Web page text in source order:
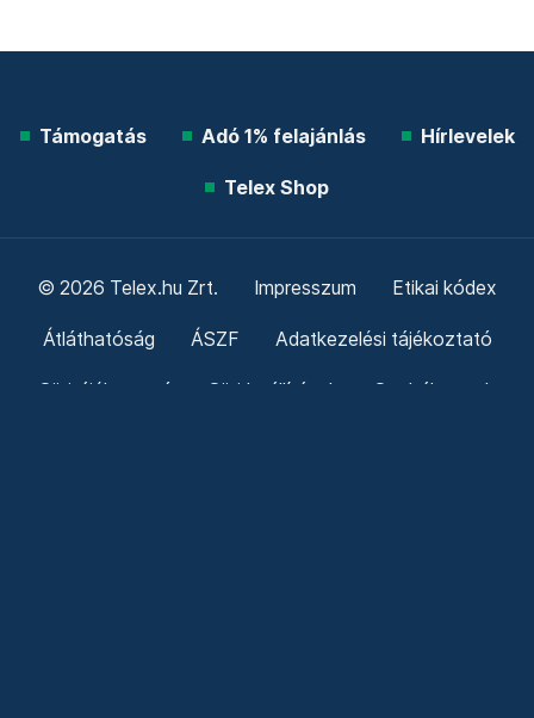
Támogatás Adó 1% felajánlás Hírlevelek
Telex Shop
© 2026 Telex.hu Zrt. Impresszum Etikai kódex
Átláthatóság ÁSZF Adatkezelési tájékoztató
Sütitájékoztató Süti beállítások Szabályzatok